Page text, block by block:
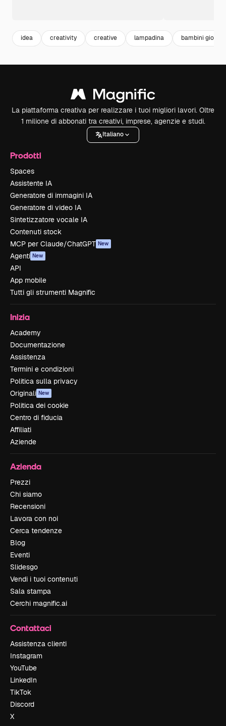
idea creativity creative lampadina bambini
La piattaforma creativa per realizzare i tuoi migliori lavori. Oltre
1 milione di abbonati tra creativi, imprese, agenzie e studi.
Italiano
Prodotti
Spaces
Assistente IA
Generatore di immagini IA
Generatore di video IA
Sintetizzatore vocale IA
Contenuti stock
MCP per Claude/ChatGPT New
Agenti New
API
App mobile
Tutti gli strumenti Magnific
Inizia
Academy
Documentazione
Assistenza
Termini e condizioni
Politica sulla privacy
Originali New
Politica dei cookie
Centro di fiducia
Affiliati
Aziende
Azienda
Prezzi
Chi siamo
Recensioni
Lavora con noi
Cerca tendenze
Blog
Eventi
Slidesgo
Vendi i tuoi contenuti
Sala stampa
Cerchi magnific.ai
Contattaci
Assistenza clienti
Instagram
YouTube
LinkedIn
TikTok
Discord
X